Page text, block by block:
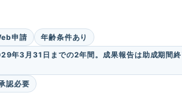
申請
年齢条件あり
年3月31日までの2年間。成果報告は助成期間
認必要